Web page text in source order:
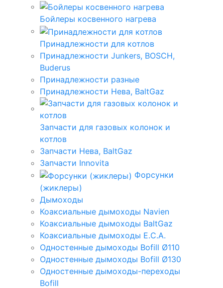
Бойлеры косвенного нагрева
Принадлежности для котлов
Принадлежности Junkers, BOSCH,
Buderus
Принадлежности разные
Принадлежности Нева, BaltGaz
Запчасти для газовых колонок и
котлов
Запчасти Нева, BaltGaz
Запчасти Innovita
Форсунки
(жиклеры)
Дымоходы
Коаксиальные дымоходы Navien
Коаксиальные дымоходы BaltGaz
Коаксиальные дымоходы E.C.A.
Одностенные дымоходы Bofill Ø110
Одностенные дымоходы Bofill Ø130
Одностенные дымоходы-переходы
Bofill